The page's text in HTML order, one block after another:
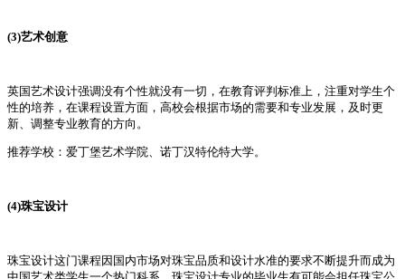
(3)艺术创意
英国艺术设计强调没有个性就没有一切，在教育评判标准上，注重对学生个
性的培养，在课程设置方面，高校会根据市场的需要和专业发展，及时更
新、调整专业教育的方向。
推荐学校：爱丁堡艺术学院、诺丁汉特伦特大学。
(4)珠宝设计
珠宝设计这门课程因国内市场对珠宝品质和设计水准的要求不断提升而成为